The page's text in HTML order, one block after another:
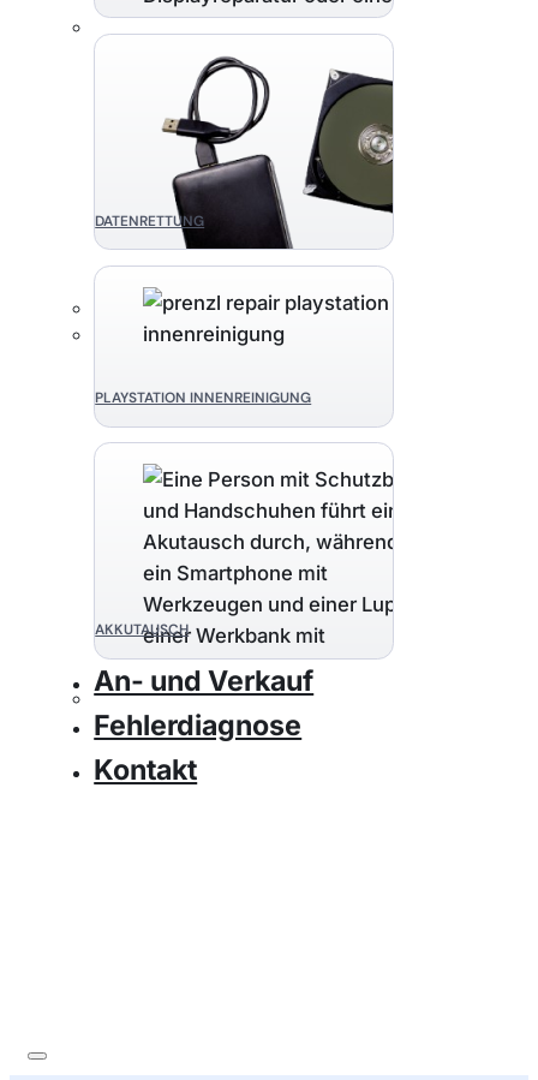
DATENRETTUNG
PLAYSTATION INNENREINIGUNG
AKKUTAUSCH
An- und Verkauf
Fehlerdiagnose
Kontakt